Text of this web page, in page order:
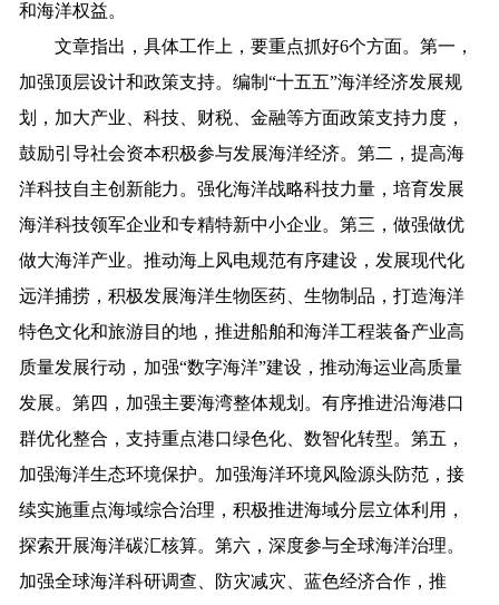
和海洋权益。
文章指出，具体工作上，要重点抓好6个方面。第一，
加强顶层设计和政策支持。编制“十五五”海洋经济发展规
划，加大产业、科技、财税、金融等方面政策支持力度，
鼓励引导社会资本积极参与发展海洋经济。第二，提高海
洋科技自主创新能力。强化海洋战略科技力量，培育发展
海洋科技领军企业和专精特新中小企业。第三，做强做优
做大海洋产业。推动海上风电规范有序建设，发展现代化
远洋捕捞，积极发展海洋生物医药、生物制品，打造海洋
特色文化和旅游目的地，推进船舶和海洋工程装备产业高
质量发展行动，加强“数字海洋”建设，推动海运业高质量
发展。第四，加强主要海湾整体规划。有序推进沿海港口
群优化整合，支持重点港口绿色化、数智化转型。第五，
加强海洋生态环境保护。加强海洋环境风险源头防范，接
续实施重点海域综合治理，积极推进海域分层立体利用，
探索开展海洋碳汇核算。第六，深度参与全球海洋治理。
加强全球海洋科研调查、防灾减灾、蓝色经济合作，推